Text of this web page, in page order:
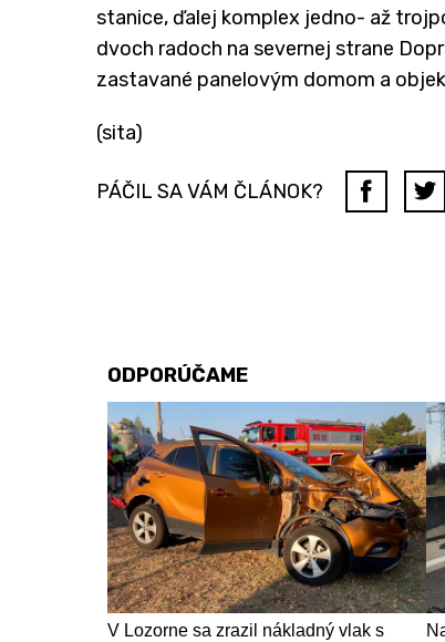
stanice, ďalej komplex jedno- až
dvoch radoch na severnej strane
zastavané panelovým domom a
(sita)
PÁČIL SA VÁM ČLÁNOK?
ODPORÚČAME
V Lozorne sa zrazil nákladný vlak s